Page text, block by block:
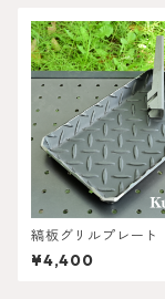
縞板グリルプレート
¥4,400